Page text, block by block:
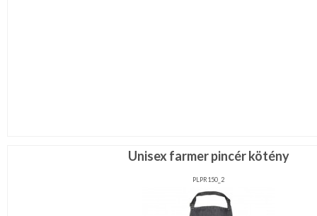
Unisex farmer pincér kötény
PLPR150_2